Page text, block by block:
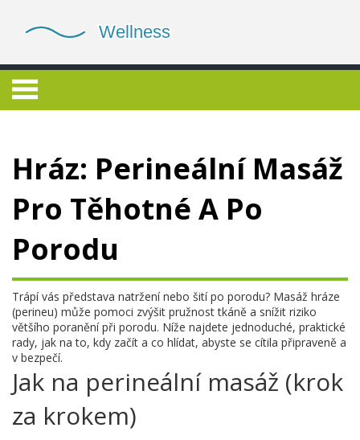
Hráz: Perineální Masáž
Pro Těhotné A Po
Porodu
Trápí vás představa natržení nebo šití po porodu? Masáž hráze
(perineu) může pomoci zvýšit pružnost tkáně a snížit riziko
většího poranění při porodu. Níže najdete jednoduché, praktické
rady, jak na to, kdy začít a co hlídat, abyste se cítila připraveně a
v bezpečí.
Jak na perineální masáž (krok
za krokem)